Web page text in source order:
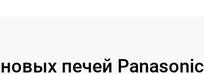
печей Panasonic